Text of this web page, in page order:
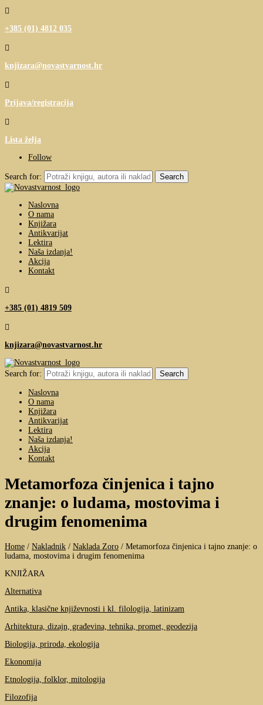

+385 (01) 4812 035

knjizara@novastvarnost.hr

Prijava/registracija

Lista želja
Follow
Search for:
Naslovna
O nama
Knjižara
Antikvarijat
Lektira
Naša izdanja!
Akcija
Kontakt

+385 (01) 4819 509

knjizara@novastvarnost.hr
Search for:
Naslovna
O nama
Knjižara
Antikvarijat
Lektira
Naša izdanja!
Akcija
Kontakt
Metamorfoza činjenica i tajno
znanje: o ludama, mostovima i
drugim fenomenima
Home / Nakladnik / Naklada Zoro / Metamorfoza činjenica i tajno znanje: o
ludama, mostovima i drugim fenomenima
KNJIŽARA
Alternativa
Antika, klasične književnosti i kl. filologija, latinizam
Arhitektura, dizajn, građevina, tehnika, promet, geodezija
Biologija, priroda, ekologija
Ekonomija
Etnologija, folklor, mitologija
Filozofija